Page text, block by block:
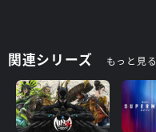
関連シリーズ もっと見る